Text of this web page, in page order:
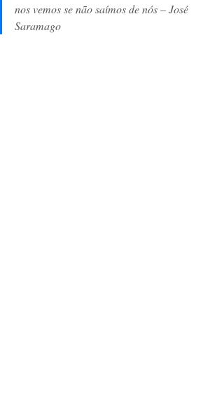
nos vemos se não saímos de nós – José
Saramago